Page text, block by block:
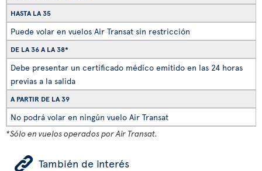
HASTA LA 35
Puede volar en vuelos Air Transat sin restricción
DE LA 36 A LA 38*
Debe presentar un certificado médico emitido en las 24 horas
previas a la salida
A PARTIR DE LA 39
No podrá volar en ningún vuelo Air Transat
*Sólo en vuelos operados por Air Transat.
ÿ También de interés